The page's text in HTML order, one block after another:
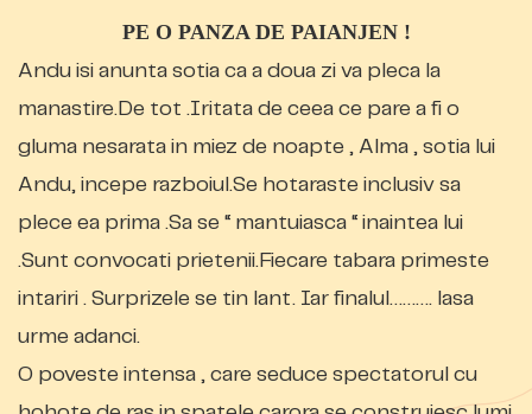
PE O PANZA DE PAIANJEN !
Andu isi anunta sotia ca a doua zi va pleca la
manastire.De tot .Iritata de ceea ce pare a fi o
gluma nesarata in miez de noapte , Alma , sotia lui
Andu, incepe razboiul.Se hotaraste inclusiv sa
plece ea prima .Sa se “ mantuiasca “ inaintea lui
.Sunt convocati prietenii.Fiecare tabara primeste
intariri . Surprizele se tin lant. Iar finalul………. lasa
urme adanci.
O poveste intensa , care seduce spectatorul cu